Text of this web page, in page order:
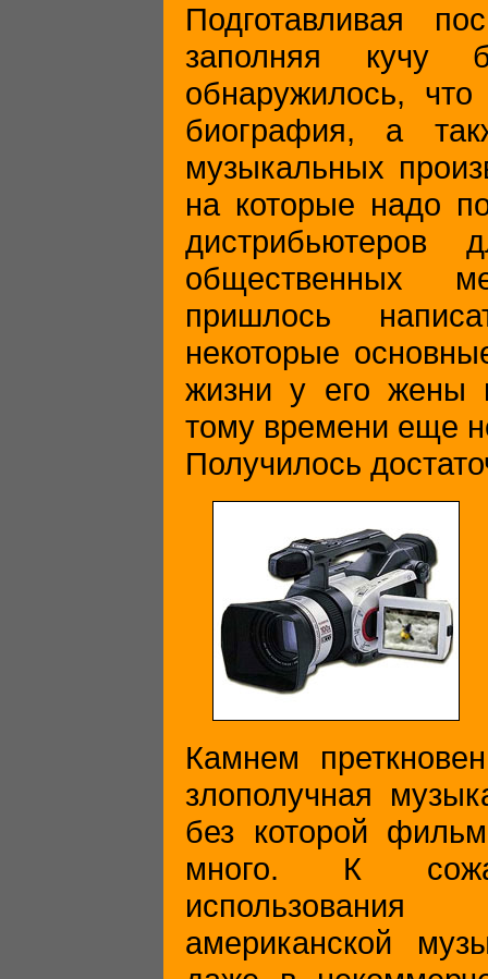
Подготавливая
заполняя кучу
обнаружилось, что
биография, а
музыкальных
на которые надо
дистрибьютеров
общественных
пришлось
некоторые
жизни у его жены
тому времени еще
Получилось
Камнем
злополучная
без которой
много. К
американской